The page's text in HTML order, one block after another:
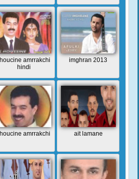
lhoucine amrrakchi
hindi
imghran 2013
lhoucine amrrakchi ait lamane